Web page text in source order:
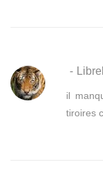
il
tiroires